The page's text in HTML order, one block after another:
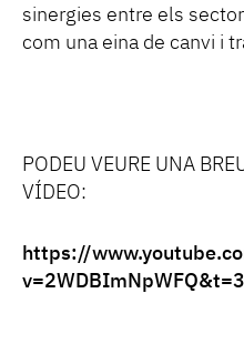
sinergies entre els
com una eina de canvi i
PODEU VEURE UNA
VÍDEO:
https://